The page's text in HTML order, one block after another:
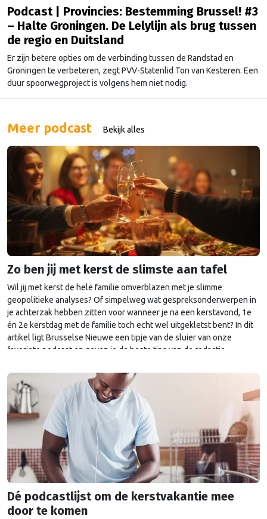
Podcast | Provincies: Bestemming Brussel! #3
– Halte Groningen. De Lelylijn als brug tussen
de regio en Duitsland
Er zijn betere opties om de verbinding tussen de Randstad en
Groningen te verbeteren, zegt PVV-Statenlid Ton van Kesteren. Een
duur spoorwegproject is volgens hem niet nodig.
Meer podcast Bekijk alles
Zo ben jij met kerst de slimste aan tafel
Wil jij met kerst de hele familie omverblazen met je slimme
geopolitieke analyses? Of simpelweg wat gespreksonderwerpen in
je achterzak hebben zitten voor wanneer je na een kerstavond, 1e
én 2e kerstdag met de familie toch echt wel uitgekletst bent? In dit
artikel ligt Brusselse Nieuwe een tipje van de sluier van onze
favoriete podcast en geven je de beste tips van de redactie.
Dé podcastlijst om de kerstvakantie mee
door te komen